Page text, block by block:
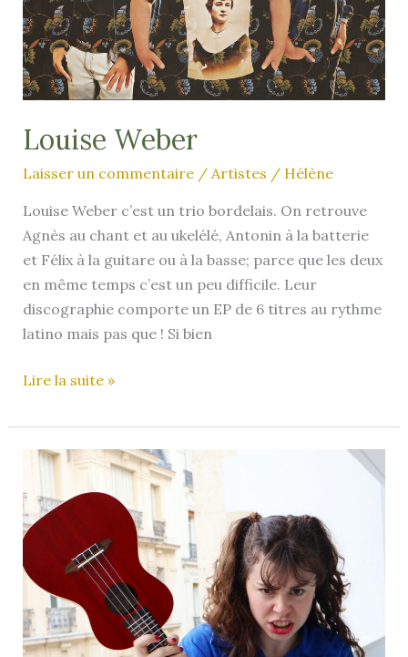
Louise Weber
Laisser un commentaire / Artistes / Hélène
Louise Weber c’est un trio bordelais. On retrouve
Agnès au chant et au ukelélé, Antonin à la batterie
et Félix à la guitare ou à la basse; parce que les deux
en même temps c’est un peu difficile. Leur
discographie comporte un EP de 6 titres au rythme
latino mais pas que ! Si bien
Louise
Lire la suite »